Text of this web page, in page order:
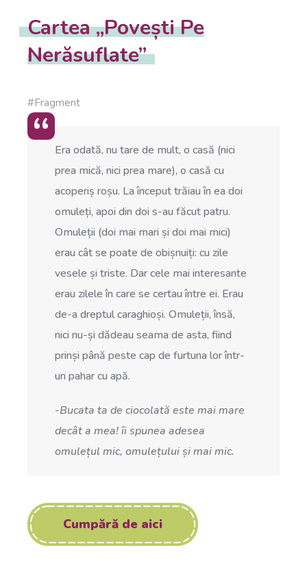
Cartea „Povești Pe
Nerăsuflate”
#Fragment
Era odată, nu tare de mult, o casă (nici
prea mică, nici prea mare), o casă cu
acoperiș roșu. La început trăiau în ea doi
omuleți, apoi din doi s-au făcut patru.
Omuleții (doi mai mari și doi mai mici)
erau cât se poate de obișnuiți: cu zile
vesele și triste. Dar cele mai interesante
erau zilele în care se certau între ei. Erau
de-a dreptul caraghioși. Omuleții, însă,
nici nu-și dădeau seama de asta, fiind
prinși până peste cap de furtuna lor într-
un pahar cu apă.
-Bucata ta de ciocolată este mai mare
decât a mea! îi spunea adesea
omulețul mic, omulețului și mai mic.
Cumpără de aici